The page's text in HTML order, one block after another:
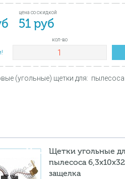
цена со скидкой
51 руб
кол-во
(угольные) щетки для:
Щетки угольные
пылесоса 6,3х10х32
защелка